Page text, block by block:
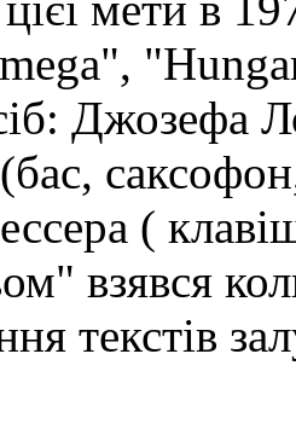
Джозефа
(
взявся
текстів